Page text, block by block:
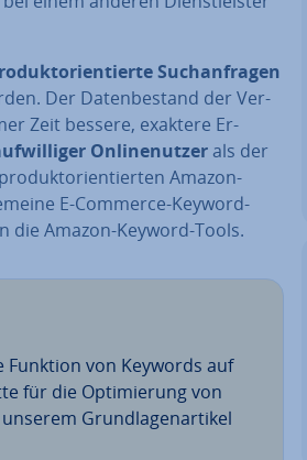
Such­an­fra­gen
Der Da­ten­be­stand der Ver­
Zeit bessere, exaktere Er­
On­linen­ut­zerals der
Amazon-
E-Commerce-Keyword-
die Amazon-Keyword-Tools.
von Keywords auf
für die Op­ti­mie­rung von
Grund­la­gen­ar­ti­kel